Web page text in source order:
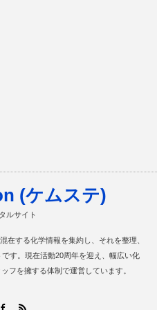
(ケムステ)
ルサイト
在する化学情報を集約し、それを整理、
す。現在活動20周年を迎え、幅広い化
フを擁する体制で運営しています。
Facebook